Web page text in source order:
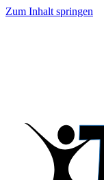
Zum Inhalt springen